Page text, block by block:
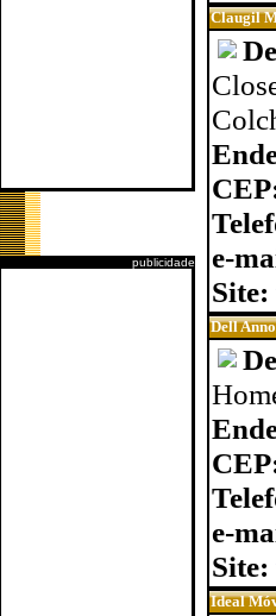
publicidade
Claugil
e-
Site:
Dell
e-
Site:
Ideal